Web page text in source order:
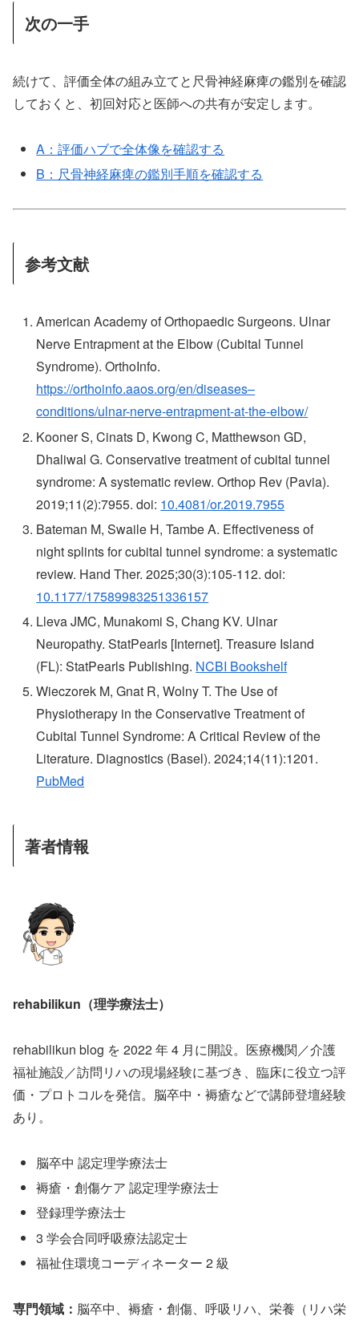
次の一手
続けて、評価全体の組み立てと尺骨神経麻痺の鑑別を確認
しておくと、初回対応と医師への共有が安定します。
A：評価ハブで全体像を確認する
B：尺骨神経麻痺の鑑別手順を確認する
参考文献
American Academy of Orthopaedic Surgeons. Ulnar
Nerve Entrapment at the Elbow (Cubital Tunnel
Syndrome). OrthoInfo.
https://orthoinfo.aaos.org/en/diseases–
conditions/ulnar-nerve-entrapment-at-the-elbow/
Kooner S, Cinats D, Kwong C, Matthewson GD,
Dhaliwal G. Conservative treatment of cubital tunnel
syndrome: A systematic review. Orthop Rev (Pavia).
2019;11(2):7955. doi: 10.4081/or.2019.7955
Bateman M, Swaile H, Tambe A. Effectiveness of
night splints for cubital tunnel syndrome: a systematic
review. Hand Ther. 2025;30(3):105-112. doi:
10.1177/17589983251336157
Lleva JMC, Munakomi S, Chang KV. Ulnar
Neuropathy. StatPearls [Internet]. Treasure Island
(FL): StatPearls Publishing. NCBI Bookshelf
Wieczorek M, Gnat R, Wolny T. The Use of
Physiotherapy in the Conservative Treatment of
Cubital Tunnel Syndrome: A Critical Review of the
Literature. Diagnostics (Basel). 2024;14(11):1201.
PubMed
著者情報
rehabilikun（理学療法士）
rehabilikun blog を 2022 年 4 月に開設。医療機関／介護
福祉施設／訪問リハの現場経験に基づき、臨床に役立つ評
価・プロトコルを発信。脳卒中・褥瘡などで講師登壇経験
あり。
脳卒中 認定理学療法士
褥瘡・創傷ケア 認定理学療法士
登録理学療法士
3 学会合同呼吸療法認定士
福祉住環境コーディネーター 2 級
専門領域： 脳卒中、褥瘡・創傷、呼吸リハ、栄養（リハ栄